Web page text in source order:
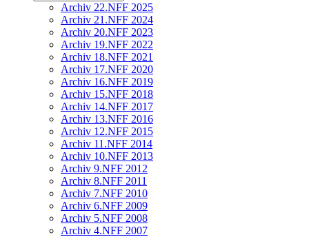
Archiv 22.NFF 2025
Archiv 21.NFF 2024
Archiv 20.NFF 2023
Archiv 19.NFF 2022
Archiv 18.NFF 2021
Archiv 17.NFF 2020
Archiv 16.NFF 2019
Archiv 15.NFF 2018
Archiv 14.NFF 2017
Archiv 13.NFF 2016
Archiv 12.NFF 2015
Archiv 11.NFF 2014
Archiv 10.NFF 2013
Archiv 9.NFF 2012
Archiv 8.NFF 2011
Archiv 7.NFF 2010
Archiv 6.NFF 2009
Archiv 5.NFF 2008
Archiv 4.NFF 2007